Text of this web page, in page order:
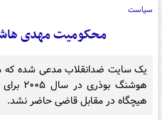
سیاست
محکومیت مهدی
یک سایت ضدانقلاب مدعی شده
هوشنگ
هیچگاه در مقابل قاضی حاضر نشد.